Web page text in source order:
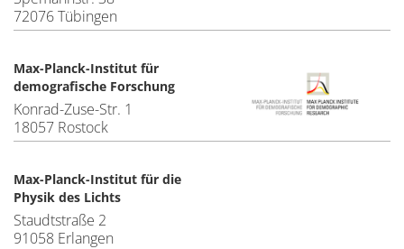
72076 Tübingen
Max-Planck-Institut für
demografische Forschung
Konrad-Zuse-Str. 1
18057 Rostock
Max-Planck-Institut für die
Physik des Lichts
Staudtstraße 2
91058 Erlangen